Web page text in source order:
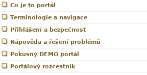
Co je to portál
Terminologie a navigace
Přihlášení a bezpečnost
Nápověda a řešení problémů
Pokusný DEMO portál
Portálový rozcestník